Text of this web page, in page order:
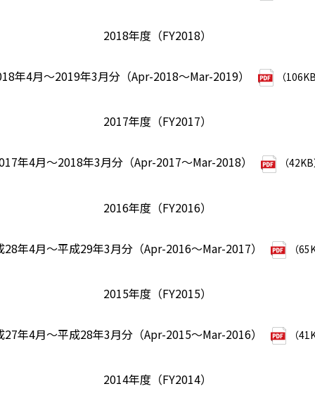
2018年度（FY2018）
年4月～2019年3月分（Apr-2018～Mar-2019） （
2017年度（FY2017）
年4月～2018年3月分（Apr-2017～Mar-2018） （
2016年度（FY2016）
28年4月～平成29年3月分（Apr-2016～Mar-2017） （
2015年度（FY2015）
27年4月～平成28年3月分（Apr-2015～Mar-2016） （
2014年度（FY2014）